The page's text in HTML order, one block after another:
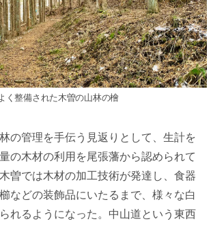
く整備された木曽の山林の檜
の管理を手伝う見返りとして、生計を
の木材の利用を尾張藩から認められて
曽では木材の加工技術が発達し、食器
などの装飾品にいたるまで、様々な白
れるようになった。中山道という東西